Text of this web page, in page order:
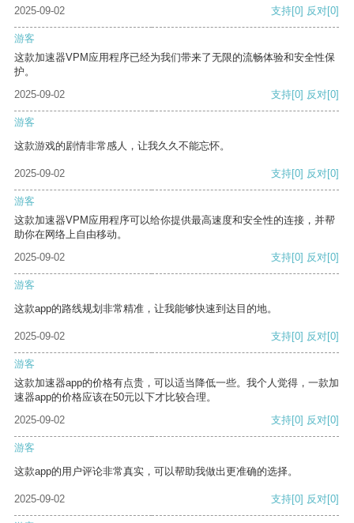
2025-09-02
支持[0] 反对[0]
游客
这款加速器VPM应用程序已经为我们带来了无限的流畅体验和安全性保
护。
2025-09-02
支持[0] 反对[0]
游客
这款游戏的剧情非常感人，让我久久不能忘怀。
2025-09-02 支持[0] 反对[0]
游客
这款加速器VPM应用程序可以给你提供最高速度和安全性的连接，并帮
助你在网络上自由移动。
2025-09-02
支持[0] 反对[0]
游客
这款app的路线规划非常精准，让我能够快速到达目的地。
2025-09-02 支持[0] 反对[0]
游客
这款加速器app的价格有点贵，可以适当降低一些。我个人觉得，一款加
速器app的价格应该在50元以下才比较合理。
2025-09-02
支持[0] 反对[0]
游客
这款app的用户评论非常真实，可以帮助我做出更准确的选择。
2025-09-02 支持[0] 反对[0]